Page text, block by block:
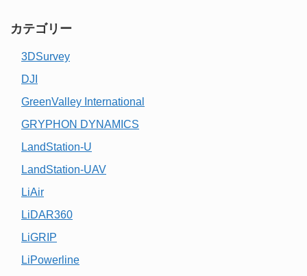
カテゴリー
3DSurvey
DJI
GreenValley International
GRYPHON DYNAMICS
LandStation-U
LandStation-UAV
LiAir
LiDAR360
LiGRIP
LiPowerline